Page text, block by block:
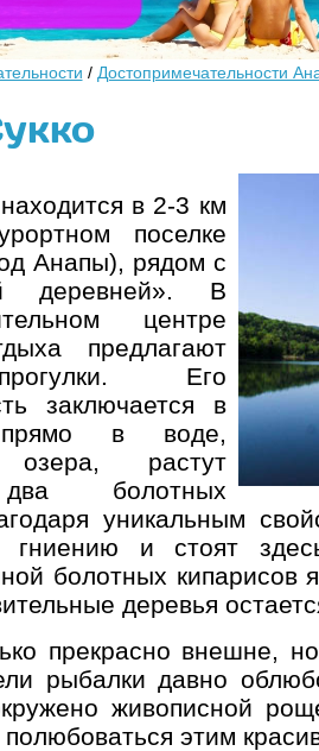
/ Достопримечательности
находится в 2-3 км
поселке
Анапы), рядом с
деревней». В
центре
предлагают
Его
заключается в
в воде,
озера, растут
болотных
уникальным
гниению и стоят
болотных кипарисов
деревья
прекрасно внешне,
рыбалки давно
живописной
полюбоваться этим